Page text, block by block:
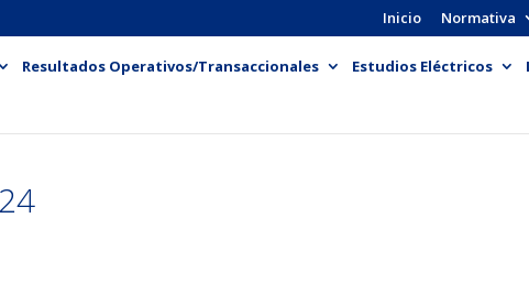
Inicio Normativa
Resultados Operativos/Transaccionales Estudios Eléctricos